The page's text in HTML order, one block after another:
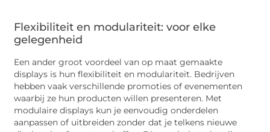
Flexibiliteit en modulariteit: voor elke
gelegenheid
Een ander groot voordeel van op maat gemaakte
displays is hun flexibiliteit en modulariteit. Bedrijven
hebben vaak verschillende promoties of evenementen
waarbij ze hun producten willen presenteren. Met
modulaire displays kun je eenvoudig onderdelen
aanpassen of uitbreiden zonder dat je telkens nieuwe